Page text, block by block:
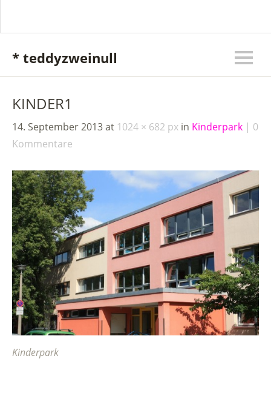
* teddyzweinull
KINDER1
14. September 2013at 1024 × 682 px in Kinderpark
0
Kommentare
Kinderpark